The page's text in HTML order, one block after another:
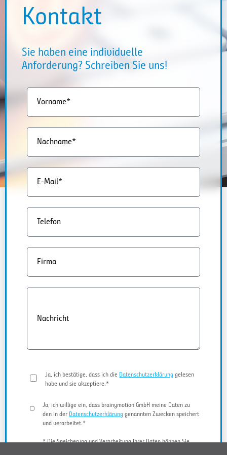
Kontakt
Sie haben eine individuelle
Anforderung? Schreiben Sie uns!
Vorname*
Nachname*
E-Mail*
Telefon
Firma
Nachricht
Ja, ich bestätige, dass ich die Datenschutzerklärung gelesen
habe und sie akzeptiere.*
Ja, ich willige ein, dass brainymotion GmbH meine Daten zu
den in der Datenschutzerklärung genannten Zwecken speichert
und verarbeitet.*
* Die Speicherung und Verarbeitung Ihrer Daten können Sie